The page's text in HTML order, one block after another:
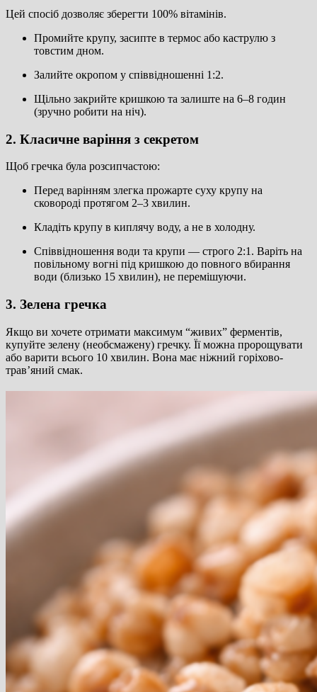
Цей спосіб дозволяє зберегти 100% вітамінів.
Промийте крупу, засипте в термос або каструлю з
товстим дном.
Залийте окропом у співвідношенні 1:2.
Щільно закрийте кришкою та залиште на 6–8 годин
(зручно робити на ніч).
2. Класичне варіння з секретом
Щоб гречка була розсипчастою:
Перед варінням злегка прожарте суху крупу на
сковороді протягом 2–3 хвилин.
Кладіть крупу в киплячу воду, а не в холодну.
Співвідношення води та крупи — строго 2:1. Варіть на
повільному вогні під кришкою до повного вбирання
води (близько 15 хвилин), не перемішуючи.
3. Зелена гречка
Якщо ви хочете отримати максимум “живих” ферментів,
купуйте зелену (необсмажену) гречку. Її можна пророщувати
або варити всього 10 хвилин. Вона має ніжний горіхово-
трав’яний смак.